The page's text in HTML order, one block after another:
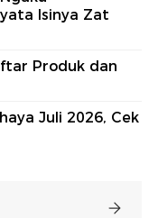
Isinya Zat
Produk dan
Juli 2026, Cek